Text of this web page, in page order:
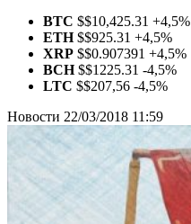
BTC $$10,425.31 +4,5%
ETH$$925.31 +4,5%
XRP $$0.907391 +4,5%
BCH$$1225.31 -4,5%
LTC $$207,56 -4,5%
Новости 22/03/2018 11:59